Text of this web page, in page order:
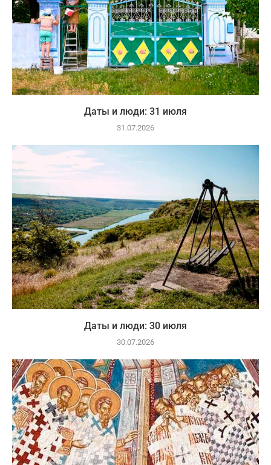
Даты и люди: 31 июля
31.07.2026
Даты и люди: 30 июля
30.07.2026